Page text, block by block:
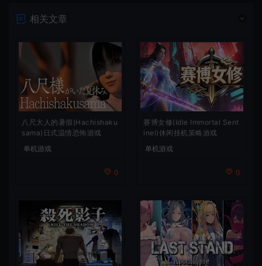
相关文章
八尺大人的暑假(Hachishaku
sama)日式温情恐怖游戏
单机游戏
0
赛博女修(Idle Immortal Sent
inel)休闲挂机策略游戏
单机游戏
0